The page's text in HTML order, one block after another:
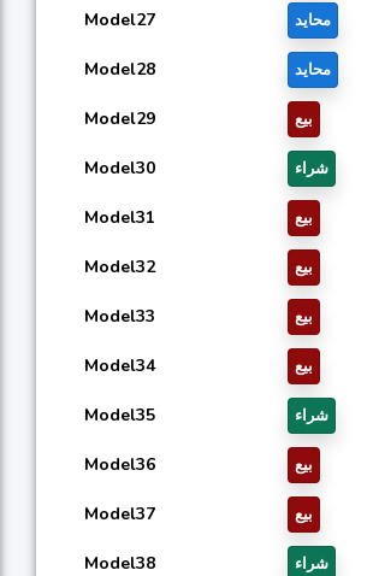
Model27 محايد
Model28 محايد
Model29 بيع
Model30 شراء
Model31 بيع
Model32 بيع
Model33 بيع
Model34 بيع
Model35 شراء
Model36 بيع
Model37 بيع
Model38 شراء